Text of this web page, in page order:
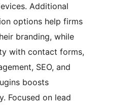
Additional
options help firms
branding, while
with contact forms,
SEO, and
boosts
Focused on lead